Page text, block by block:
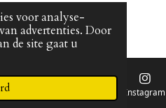
voor analyse-
advertenties. Door
de site gaat u
Instagram